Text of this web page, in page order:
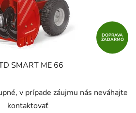
DOPRAVA
ZADARMO
SMART ME 66
v prípade záujmu nás neváhajte
kontaktovať